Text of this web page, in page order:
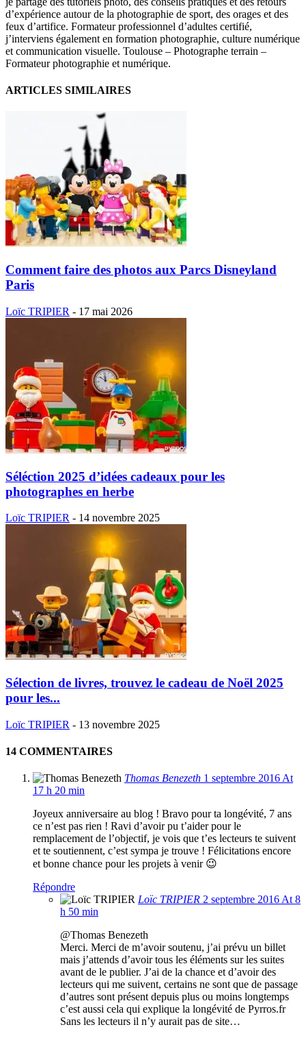
d’expérience autour de la photographie de sport, des orages et des
feux d’artifice. Formateur professionnel d’adultes certifié,
j’interviens également en formation photographie, culture numérique
et communication visuelle. Toulouse – Photographe terrain –
Formateur photographie et numérique.
ARTICLES SIMILAIRES
Comment faire des photos aux Parcs Disneyland
Paris
Loïc TRIPIER - 17 mai 2026
Séléction 2025 d’idées cadeaux pour les
photographes en herbe
Loïc TRIPIER - 14 novembre 2025
Sélection de livres, trouvez le cadeau de Noël 2025
pour les...
Loïc TRIPIER - 13 novembre 2025
14 COMMENTAIRES
Thomas Benezeth 1 septembre 2016 At
17 h 20 min
Joyeux anniversaire au blog ! Bravo pour ta longévité, 7 ans
ce n’est pas rien ! Ravi d’avoir pu t’aider pour le
remplacement de l’objectif, je vois que t’es lecteurs te suivent
et te soutiennent, c’est sympa je trouve ! Félicitations encore
et bonne chance pour les projets à venir 😉
Répondre
Loïc TRIPIER 2 septembre 2016 At 8
h 50 min
@Thomas Benezeth
Merci. Merci de m’avoir soutenu, j’ai prévu un billet
mais j’attends d’avoir tous les éléments sur les suites
avant de le publier. J’ai de la chance et d’avoir des
lecteurs qui me suivent, certains ne sont que de passage
d’autres sont présent depuis plus ou moins longtemps
c’est aussi cela qui explique la longévité de Pyrros.fr
Sans les lecteurs il n’y aurait pas de site…